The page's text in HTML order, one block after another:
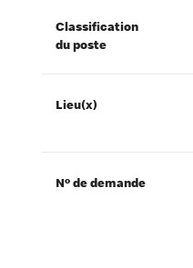
Classification
du poste
Lieu(x)
Nº de demande